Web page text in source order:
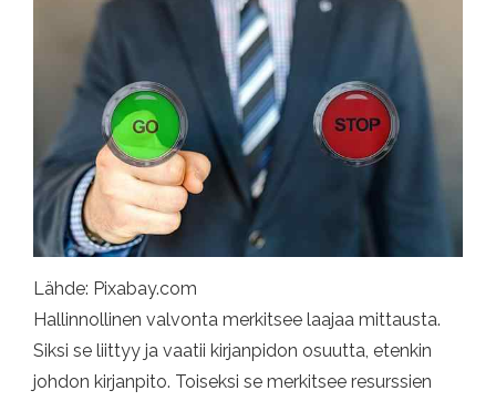
Lähde: Pixabay.com
Hallinnollinen valvonta merkitsee laajaa mittausta.
Siksi se liittyy ja vaatii kirjanpidon osuutta, etenkin
johdon kirjanpito. Toiseksi se merkitsee resurssien